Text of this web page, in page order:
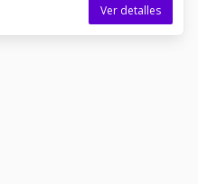
Ver detalles